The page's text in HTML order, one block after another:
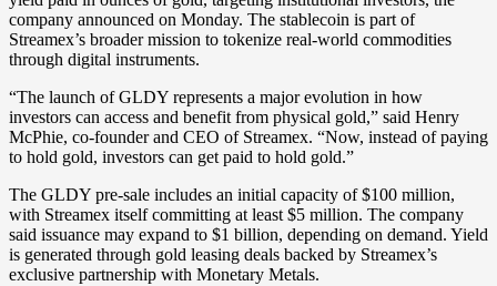
company announced on Monday. The stablecoin is part of
Streamex’s broader mission to tokenize real-world commodities
through digital instruments.
“The launch of GLDY represents a major evolution in how
investors can access and benefit from physical gold,” said Henry
McPhie, co-founder and CEO of Streamex. “Now, instead of paying
to hold gold, investors can get paid to hold gold.”
The GLDY pre-sale includes an initial capacity of $100 million,
with Streamex itself committing at least $5 million. The company
said issuance may expand to $1 billion, depending on demand. Yield
is generated through gold leasing deals backed by Streamex’s
exclusive partnership with Monetary Metals.